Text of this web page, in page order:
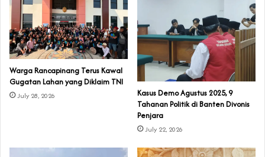
‎Warga Rancapinang Terus Kawal
Gugatan Lahan yang Diklaim TNI‎‎
July 28, 2026
‎Kasus Demo Agustus 2025, 9
Tahanan Politik di Banten Divonis
Penjara
July 22, 2026